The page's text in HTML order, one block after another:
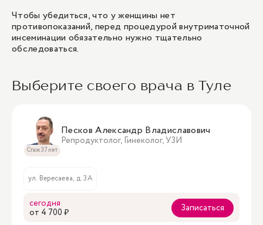
Чтобы убедиться, что у женщины нет
противопоказаний, перед процедурой внутриматочной
инсеминации обязательно нужно тщательно
обследоваться.
Выберите своего врача в Туле
Стаж 37 лет
Песков Александр Владиславович
Репродуктолог, Гинеколог, УЗИ
ул. Вересаева, д. 3А
сегодня
oт 4 700 ₽
Записаться